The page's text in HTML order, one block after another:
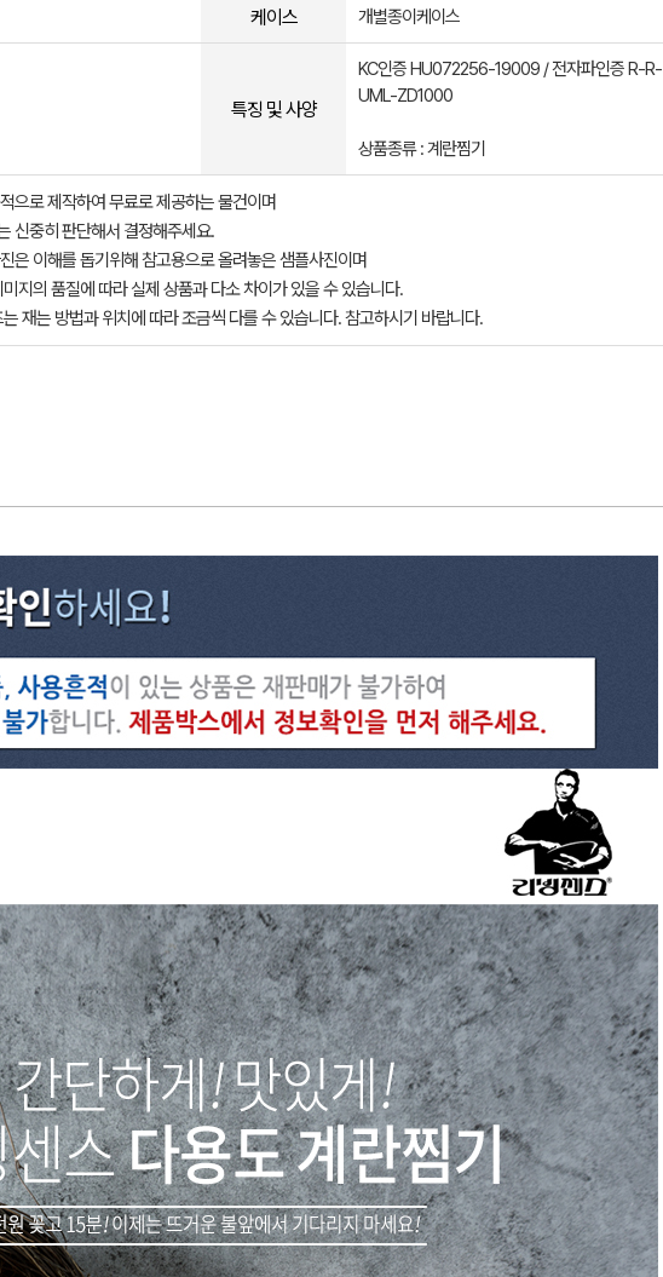
케이스 개별종이케이스
특징 및 사양
KC인증 HU072256-19009 / 전자파인증 R-R-
UML-ZD1000
상품종류 : 계란찜기
으로 제작하여 무료로 제공하는 물건이며
신중히 판단해서 결정해주세요.
은 이해를 돕기위해 참고용으로 올려놓은 샘플사진이며
지의 품질에 따라 실제 상품과 다소 차이가 있을 수 있습니다.
재는 방법과 위치에 따라 조금씩 다를 수 있습니다. 참고하시기 바랍니다.